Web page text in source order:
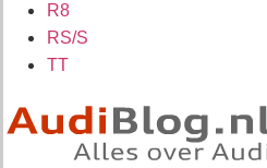
R8
RS/S
TT